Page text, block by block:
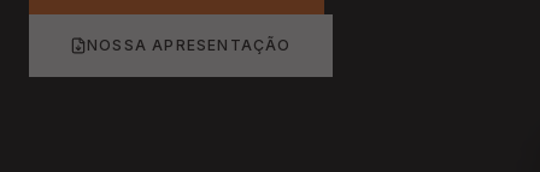
NOSSA APRESENTAÇÃO